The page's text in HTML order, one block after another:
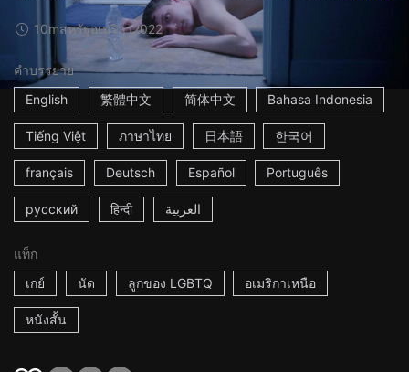
10mสหรัฐอเมริกา2022
คำบรรยาย
English
繁體中文 简体中文 Bahasa Indonesia
Tiếng Việt ภาษาไทย 日本語 한국어
français Deutsch Español Português
русский हिन्दी العربية
แท็ก
เกย์
นัด ลูกของ LGBTQ อเมริกาเหนือ
หนังสั้น